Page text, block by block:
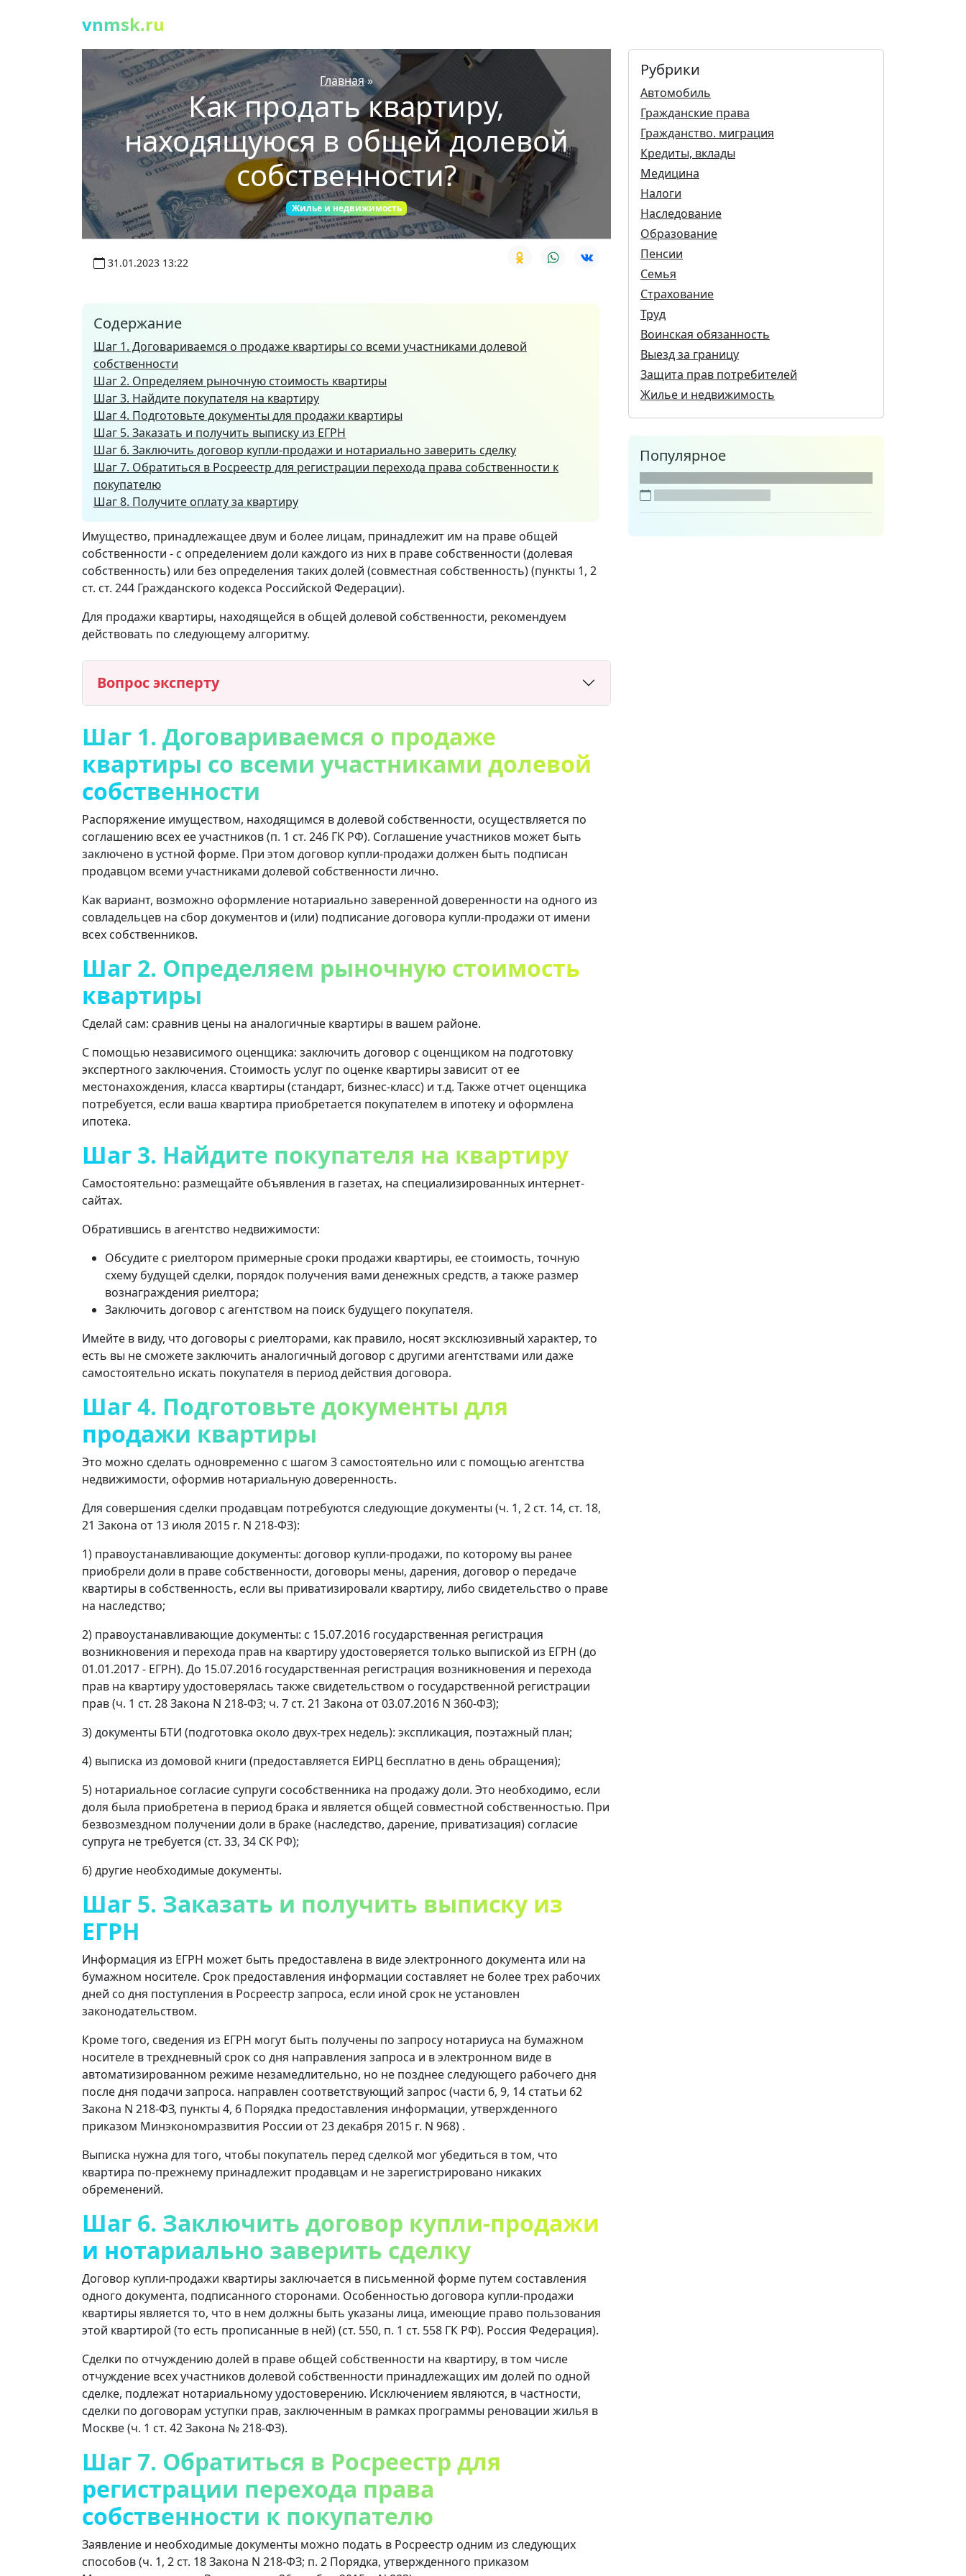
vnmsk.ru
Главная»
Как продать квартиру,
находящуюся в общей долевой
собственности?
Жилье и недвижимость
31.01.2023 13:22
Содержание
Шаг 1. Договариваемся о продаже квартиры со всеми участниками долевой
собственности
Шаг 2. Определяем рыночную стоимость квартиры
Шаг 3. Найдите покупателя на квартиру
Шаг 4. Подготовьте документы для продажи квартиры
Шаг 5. Заказать и получить выписку из ЕГРН
Шаг 6. Заключить договор купли-продажи и нотариально заверить сделку
Шаг 7. Обратиться в Росреестр для регистрации перехода права собственности к
покупателю
Шаг 8. Получите оплату за квартиру
Имущество, принадлежащее двум и более лицам, принадлежит им на праве общей
собственности - с определением доли каждого из них в праве собственности (долевая
собственность) или без определения таких долей (совместная собственность) (пункты 1, 2
ст. ст. 244 Гражданского кодекса Российской Федерации).
Для продажи квартиры, находящейся в общей долевой собственности, рекомендуем
действовать по следующему алгоритму.
Вопрос эксперту
Шаг 1. Договариваемся о продаже
квартиры со всеми участниками долевой
собственности
Распоряжение имуществом, находящимся в долевой собственности, осуществляется по
соглашению всех ее участников (п. 1 ст. 246 ГК РФ). Соглашение участников может быть
заключено в устной форме. При этом договор купли-продажи должен быть подписан
продавцом всеми участниками долевой собственности лично.
Как вариант, возможно оформление нотариально заверенной доверенности на одного из
совладельцев на сбор документов и (или) подписание договора купли-продажи от имени
всех собственников.
Шаг 2. Определяем рыночную стоимость
квартиры
Сделай сам: сравнив цены на аналогичные квартиры в вашем районе.
С помощью независимого оценщика: заключить договор с оценщиком на подготовку
экспертного заключения. Стоимость услуг по оценке квартиры зависит от ее
местонахождения, класса квартиры (стандарт, бизнес-класс) и т.д. Также отчет оценщика
потребуется, если ваша квартира приобретается покупателем в ипотеку и оформлена
ипотека.
Шаг 3. Найдите покупателя на квартиру
Самостоятельно: размещайте объявления в газетах, на специализированных интернет-
сайтах.
Обратившись в агентство недвижимости:
Обсудите с риелтором примерные сроки продажи квартиры, ее стоимость, точную
схему будущей сделки, порядок получения вами денежных средств, а также размер
вознаграждения риелтора;
Заключить договор с агентством на поиск будущего покупателя.
Имейте в виду, что договоры с риелторами, как правило, носят эксклюзивный характер, то
есть вы не сможете заключить аналогичный договор с другими агентствами или даже
самостоятельно искать покупателя в период действия договора.
Шаг 4. Подготовьте документы для
продажи квартиры
Это можно сделать одновременно с шагом 3 самостоятельно или с помощью агентства
недвижимости, оформив нотариальную доверенность.
Для совершения сделки продавцам потребуются следующие документы (ч. 1, 2 ст. 14, ст. 18,
21 Закона от 13 июля 2015 г. N 218-ФЗ):
1) правоустанавливающие документы: договор купли-продажи, по которому вы ранее
приобрели доли в праве собственности, договоры мены, дарения, договор о передаче
квартиры в собственность, если вы приватизировали квартиру, либо свидетельство о праве
на наследство;
2) правоустанавливающие документы: с 15.07.2016 государственная регистрация
возникновения и перехода прав на квартиру удостоверяется только выпиской из ЕГРН (до
01.01.2017 - ЕГРН). До 15.07.2016 государственная регистрация возникновения и перехода
прав на квартиру удостоверялась также свидетельством о государственной регистрации
прав (ч. 1 ст. 28 Закона N 218-ФЗ; ч. 7 ст. 21 Закона от 03.07.2016 N 360-ФЗ);
3) документы БТИ (подготовка около двух-трех недель): экспликация, поэтажный план;
4) выписка из домовой книги (предоставляется ЕИРЦ бесплатно в день обращения);
5) нотариальное согласие супруги сособственника на продажу доли. Это необходимо, если
доля была приобретена в период брака и является общей совместной собственностью. При
безвозмездном получении доли в браке (наследство, дарение, приватизация) согласие
супруга не требуется (ст. 33, 34 СК РФ);
6) другие необходимые документы.
Шаг 5. Заказать и получить выписку из
ЕГРН
Информация из ЕГРН может быть предоставлена ​​в виде электронного документа или на
бумажном носителе. Срок предоставления информации составляет не более трех рабочих
дней со дня поступления в Росреестр запроса, если иной срок не установлен
законодательством.
Кроме того, сведения из ЕГРН могут быть получены по запросу нотариуса на бумажном
носителе в трехдневный срок со дня направления запроса и в электронном виде в
автоматизированном режиме незамедлительно, но не позднее следующего рабочего дня
после дня подачи запроса. направлен соответствующий запрос (части 6, 9, 14 статьи 62
Закона N 218-ФЗ, пункты 4, 6 Порядка предоставления информации, утвержденного
приказом Минэкономразвития России от 23 декабря 2015 г. N 968) .
Выписка нужна для того, чтобы покупатель перед сделкой мог убедиться в том, что
квартира по-прежнему принадлежит продавцам и не зарегистрировано никаких
обременений.
Шаг 6. Заключить договор купли-продажи
и нотариально заверить сделку
Договор купли-продажи квартиры заключается в письменной форме путем составления
одного документа, подписанного сторонами. Особенностью договора купли-продажи
квартиры является то, что в нем должны быть указаны лица, имеющие право пользования
этой квартирой (то есть прописанные в ней) (ст. 550, п. 1 ст. 558 ГК РФ). Россия Федерация).
Сделки по отчуждению долей в праве общей собственности на квартиру, в том числе
отчуждение всех участников долевой собственности принадлежащих им долей по одной
сделке, подлежат нотариальному удостоверению. Исключением являются, в частности,
сделки по договорам уступки прав, заключенным в рамках программы реновации жилья в
Москве (ч. 1 ст. 42 Закона № 218-ФЗ).
Шаг 7. Обратиться в Росреестр для
регистрации перехода права
собственности к покупателю
Заявление и необходимые документы можно подать в Росреестр одним из следующих
способов (ч. 1, 2 ст. 18 Закона N 218-ФЗ; п. 2 Порядка, утвержденного приказом
Рубрики
Автомобиль
Гражданские права
Гражданство. миграция
Кредиты, вклады
Медицина
Налоги
Наследование
Образование
Пенсии
Семья
Страхование
Труд
Воинская обязанность
Выезд за границу
Защита прав потребителей
Жилье и недвижимость
Популярное